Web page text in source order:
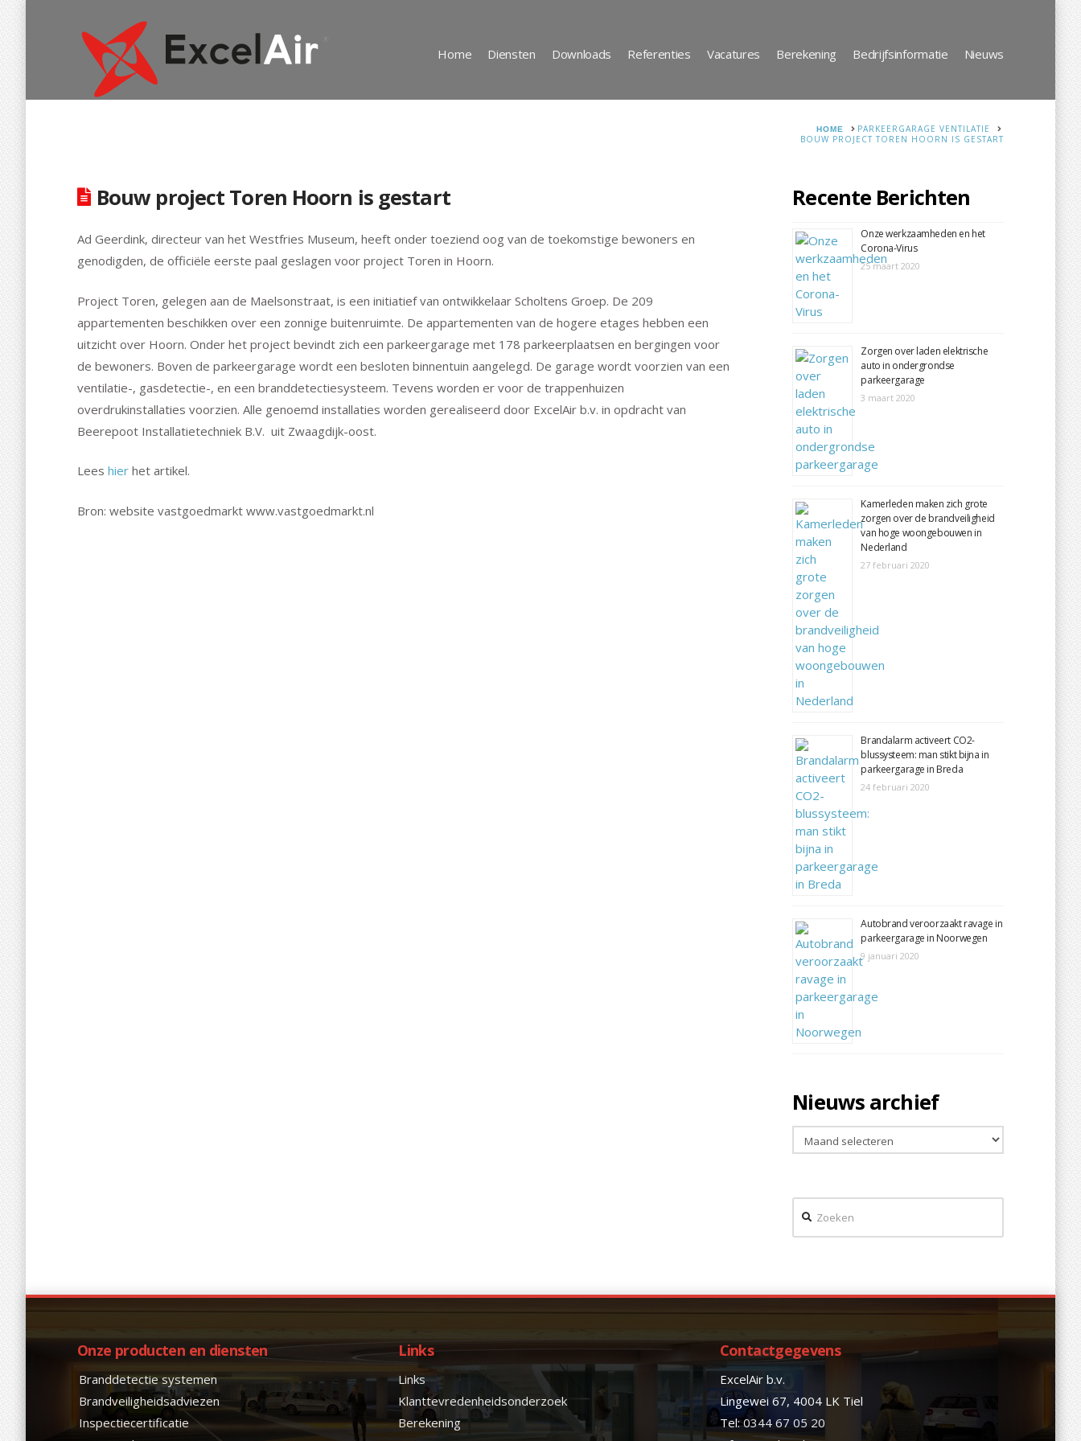
Home Diensten Downloads Referenties Vacatures Berekening Bedrijfsinformatie Nieuws
HOME
PARKEERGARAGE VENTILATIE
BOUW PROJECT TOREN HOORN IS GESTART
Bouw project Toren Hoorn is gestart
Ad Geerdink, directeur van het Westfries Museum, heeft onder toeziend oog van de toekomstige bewoners en
genodigden, de officiële eerste paal geslagen voor project Toren in Hoorn.
Project Toren, gelegen aan de Maelsonstraat, is een initiatief van ontwikkelaar Scholtens Groep. De 209
appartementen beschikken over een zonnige buitenruimte. De appartementen van de hogere etages hebben een
uitzicht over Hoorn. Onder het project bevindt zich een parkeergarage met 178 parkeerplaatsen en bergingen voor
de bewoners. Boven de parkeergarage wordt een besloten binnentuin aangelegd. De garage wordt voorzien van een
ventilatie-, gasdetectie-, en een branddetectiesysteem. Tevens worden er voor de trappenhuizen
overdrukinstallaties voorzien. Alle genoemd installaties worden gerealiseerd door ExcelAir b.v. in opdracht van
Beerepoot Installatietechniek B.V. uit Zwaagdijk-oost.
Lees hier het artikel.
Bron: website vastgoedmarkt www.vastgoedmarkt.nl
Recente Berichten
Onze werkzaamheden en het
Corona-Virus
25 maart 2020
Zorgen over laden elektrische
auto in ondergrondse
parkeergarage
3 maart 2020
Kamerleden maken zich grote
zorgen over de brandveiligheid
van hoge woongebouwen in
Nederland
27 februari 2020
Brandalarm activeert CO2-
blussysteem: man stikt bijna in
parkeergarage in Breda
24 februari 2020
Autobrand veroorzaakt ravage in
parkeergarage in Noorwegen
9 januari 2020
Nieuws archief
Nieuws
archief
Onze producten en diensten
Branddetectie systemen
Brandveiligheidsadviezen
Inspectiecertificatie
Links
Links
Klanttevredenheidsonderzoek
Berekening
Contactgegevens
ExcelAir b.v.
Lingewei 67, 4004 LK Tiel
Tel:0344 67 05 20